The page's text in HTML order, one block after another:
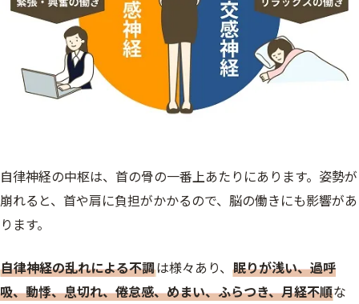
自律神経の中枢は、首の骨の一番上あたりにあります。姿勢が
崩れると、首や肩に負担がかかるので、脳の働きにも影響があ
ります。
自律神経の乱れによる不調は様々あり、 眠りが浅い、過呼
吸、動悸、息切れ、倦怠感、めまい、ふらつき、月経不順な